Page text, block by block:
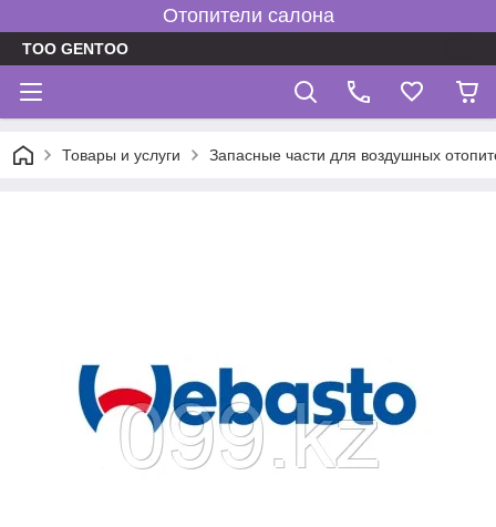
Отопители салона
TOO GENTOO
Товары и услуги Запасные части для воздушных